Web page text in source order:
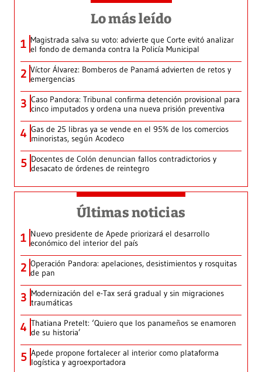
Lo más leído
1 Magistrada salva su voto: advierte que Corte evitó analizar
el fondo de demanda contra la Policía Municipal
2 Víctor Álvarez: Bomberos de Panamá advierten de retos y
emergencias
3 Caso Pandora: Tribunal confirma detención provisional para
cinco imputados y ordena una nueva prisión preventiva
4 Gas de 25 libras ya se vende en el 95% de los comercios
minoristas, según Acodeco
5 Docentes de Colón denuncian fallos contradictorios y
desacato de órdenes de reintegro
Últimas noticias
1 Nuevo presidente de Apede priorizará el desarrollo
económico del interior del país
2 Operación Pandora: apelaciones, desistimientos y rosquitas
de pan
3 Modernización del e-Tax será gradual y sin migraciones
traumáticas
4 Thatiana Pretelt: ‘Quiero que los panameños se enamoren
de su historia’
5 Apede propone fortalecer al interior como plataforma
logística y agroexportadora